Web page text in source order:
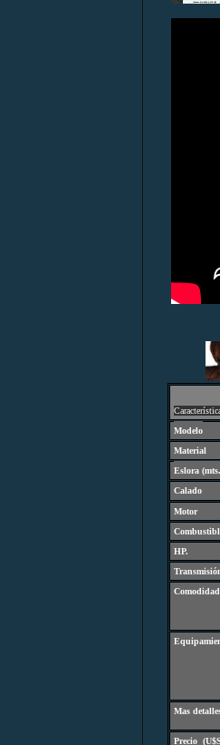
C
Modelo
Material
Eslora (mts.
Calado
Motor
Combustibl
HP.
Mas
Precio (